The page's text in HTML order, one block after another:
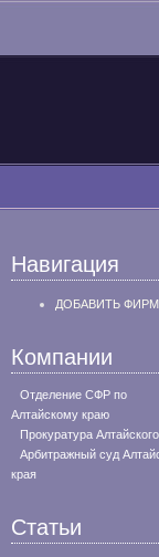
Навигация
ДОБАВИТЬ
Компании
Отделение СФР по
Алтайскому краю
Прокуратура
Арбитражный суд
края
Статьи